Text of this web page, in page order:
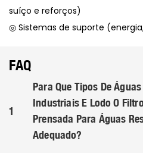
suíço e reforços)
◎ Sistemas de suporte
FAQ
1
Para Que Tipos De
Industriais E Lodo O
Prensada Para Águas
Adequado?